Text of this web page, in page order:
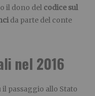
il dono del codice sul
da parte del conte
nel 2016
il passaggio allo Stato